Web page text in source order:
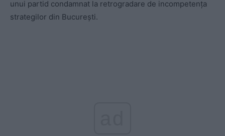
unui partid condamnat la retrogradare de incompetența
strategilor din București.